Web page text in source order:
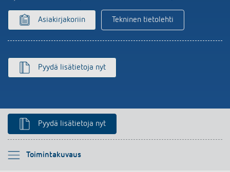
Asiakirjakoriin Tekninen tietolehti
Pyydä lisätietoja nyt
Pyydä lisätietoja nyt
Toimintakuvaus
Ole hyvä ja valitse